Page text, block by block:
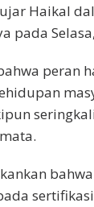
Haikal
pada
peran